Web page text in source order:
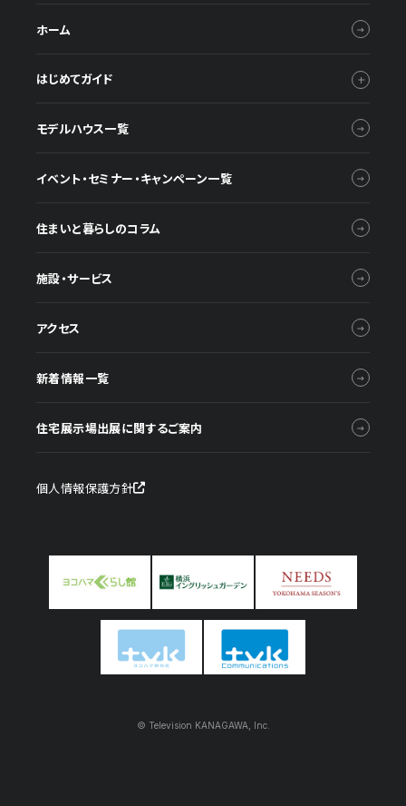
ホーム
はじめてガイド
モデルハウス一覧
イベント・セミナー・キャンペーン一覧
住まいと暮らしのコラム
施設・サービス
アクセス
新着情報一覧
住宅展示場出展に関するご案内
個人情報保護方針
© Television KANAGAWA, Inc.